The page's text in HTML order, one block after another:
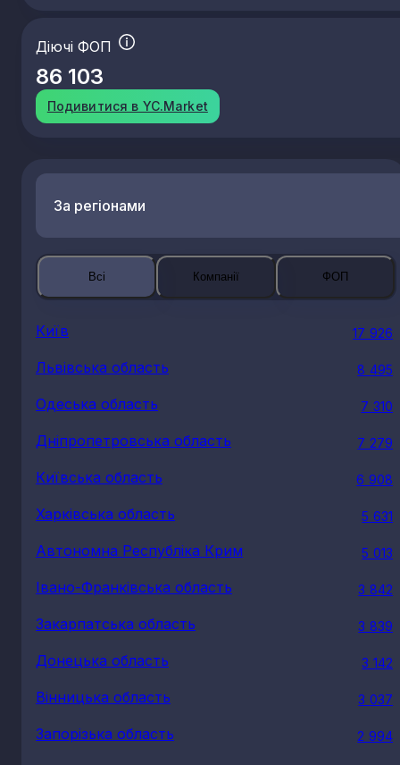
Діючі ФОП
86 103
Подивитися в YC.Market
За регіонами
Всі Компанії ФОП
Київ 17 926
Львівська область 8 495
Одеська область 7 310
Дніпропетровська область 7 279
Київська область 6 908
Харківська область 5 631
Автономна Республіка Крим 5 013
Івано-Франківська область 3 842
Закарпатська область 3 839
Донецька область 3 142
Вінницька область 3 037
Запорізька область 2 994